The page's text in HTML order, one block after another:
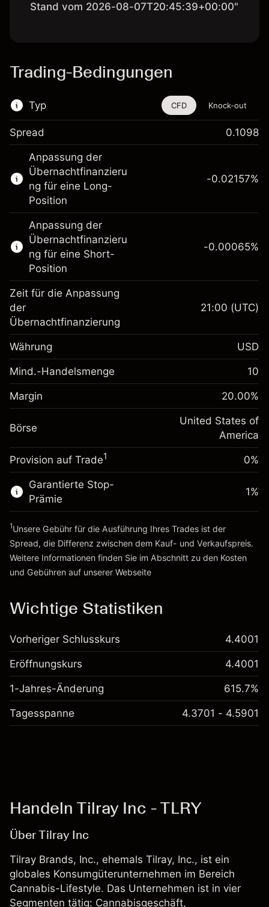
Stand vom 2026-08-07T20:45:39+00:00"
Trading-Bedingungen
Typ
Dieses Finanzinstrument steht für das Traden
über CFDs und Knock-outs zur Verfügung.
Erfahren Sie mehr über:
CFDs
Knock-outs
CFD Knock-out
Spread 0.1098
Anpassung der
Übernachtfinanzieru
ng für eine Long-
Position
$1,000.00
Anpassung der
Übernachtfinanzierung
Gebühren aus
Positionswert
-0.021568
%
Positionsgröße mit Hebelwirkung
~$5,000.00
Geld aus Hebelwirkung ~
$4,000.00
Zur Plattform
-0.02157%
Anpassung der
Übernachtfinanzieru
ng für eine Short-
Position
Margin. Ihre Investition
Anpassung der
Übernachtfinanzierung
-0.000654
%
(-$0.03)
Positionsgröße mit Hebelwirkung
~$5,000.00
Geld aus Hebelwirkung ~
Zur Plattform
-0.00065%
Zeit für die Anpassung
der
Übernachtfinanzierung
21:00 (UTC)
Währung USD
Mind.-Handelsmenge 10
Margin 20.00%
Börse
United States of
America
Provision auf Trade1 0%
Garantierte Stop-
Prämie
1%
1Unsere Gebühr für die Ausführung Ihres Trades ist der
Spread, die Differenz zwischen dem Kauf- und Verkaufspreis.
Weitere Informationen finden Sie im Abschnitt zu den Kosten
und Gebühren auf unserer Webseite
Wichtige Statistiken
Vorheriger Schlusskurs 4.4001
Eröffnungskurs 4.4001
1-Jahres-Änderung 615.7%
Tagesspanne 4.3701 - 4.5901
Handeln Tilray Inc - TLRY
Über Tilray Inc
Tilray Brands, Inc., ehemals Tilray, Inc., ist ein
globales Konsumgüterunternehmen im Bereich
Cannabis-Lifestyle. Das Unternehmen ist in vier
Segmenten tätig: Cannabisgeschäft,